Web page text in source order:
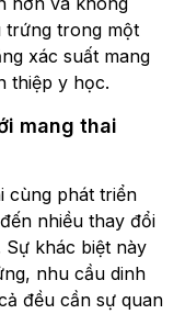
trứng trong một
xác suất mang
thiệp y học.
mang thai
cùng phát triển
nhiều thay đổi
khác biệt này
nhu cầu dinh
đều cần sự quan